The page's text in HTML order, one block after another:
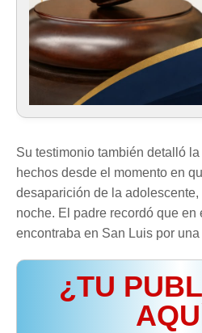
Su testimonio también detalló
hechos desde el momento en
desaparición de la
noche. El padre recordó que en
encontraba en San Luis por
¿TU